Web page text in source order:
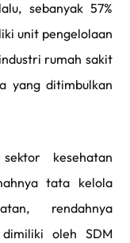
sebanyak 57%
unit pengelolaan
rumah sakit
yang ditimbulkan
kesehatan
tata kelola
rendahnya
oleh SDM